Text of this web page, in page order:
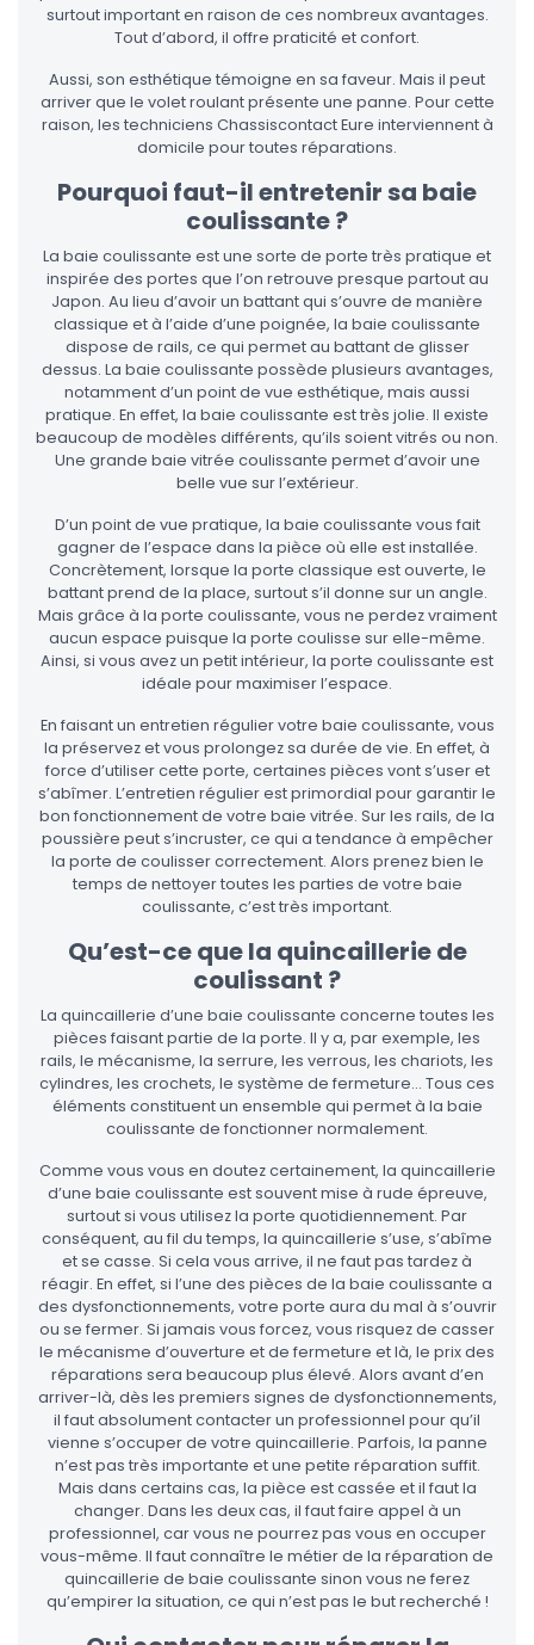
surtout important en raison de ces nombreux avantages.
Tout d’abord, il offre praticité et confort.
Aussi, son esthétique témoigne en sa faveur. Mais il peut
arriver que le volet roulant présente une panne. Pour cette
raison, les techniciens Chassiscontact Eure interviennent à
domicile pour toutes réparations.
Pourquoi faut-il entretenir sa baie
coulissante ?
La baie coulissante est une sorte de porte très pratique et
inspirée des portes que l’on retrouve presque partout au
Japon. Au lieu d’avoir un battant qui s’ouvre de manière
classique et à l’aide d’une poignée, la baie coulissante
dispose de rails, ce qui permet au battant de glisser
dessus. La baie coulissante possède plusieurs avantages,
notamment d’un point de vue esthétique, mais aussi
pratique. En effet, la baie coulissante est très jolie. Il existe
beaucoup de modèles différents, qu’ils soient vitrés ou non.
Une grande baie vitrée coulissante permet d’avoir une
belle vue sur l’extérieur.
D’un point de vue pratique, la baie coulissante vous fait
gagner de l’espace dans la pièce où elle est installée.
Concrètement, lorsque la porte classique est ouverte, le
battant prend de la place, surtout s’il donne sur un angle.
Mais grâce à la porte coulissante, vous ne perdez vraiment
aucun espace puisque la porte coulisse sur elle-même.
Ainsi, si vous avez un petit intérieur, la porte coulissante est
idéale pour maximiser l’espace.
En faisant un entretien régulier votre baie coulissante, vous
la préservez et vous prolongez sa durée de vie. En effet, à
force d’utiliser cette porte, certaines pièces vont s’user et
s’abîmer. L’entretien régulier est primordial pour garantir le
bon fonctionnement de votre baie vitrée. Sur les rails, de la
poussière peut s’incruster, ce qui a tendance à empêcher
la porte de coulisser correctement. Alors prenez bien le
temps de nettoyer toutes les parties de votre baie
coulissante, c’est très important.
Qu’est-ce que la quincaillerie de
coulissant ?
La quincaillerie d’une baie coulissante concerne toutes les
pièces faisant partie de la porte. Il y a, par exemple, les
rails, le mécanisme, la serrure, les verrous, les chariots, les
cylindres, les crochets, le système de fermeture… Tous ces
éléments constituent un ensemble qui permet à la baie
coulissante de fonctionner normalement.
Comme vous vous en doutez certainement, la quincaillerie
d’une baie coulissante est souvent mise à rude épreuve,
surtout si vous utilisez la porte quotidiennement. Par
conséquent, au fil du temps, la quincaillerie s’use, s’abîme
et se casse. Si cela vous arrive, il ne faut pas tardez à
réagir. En effet, si l’une des pièces de la baie coulissante a
des dysfonctionnements, votre porte aura du mal à s’ouvrir
ou se fermer. Si jamais vous forcez, vous risquez de casser
le mécanisme d’ouverture et de fermeture et là, le prix des
réparations sera beaucoup plus élevé. Alors avant d’en
arriver-là, dès les premiers signes de dysfonctionnements,
il faut absolument contacter un professionnel pour qu’il
vienne s’occuper de votre quincaillerie. Parfois, la panne
n’est pas très importante et une petite réparation suffit.
Mais dans certains cas, la pièce est cassée et il faut la
changer. Dans les deux cas, il faut faire appel à un
professionnel, car vous ne pourrez pas vous en occuper
vous-même. Il faut connaître le métier de la réparation de
quincaillerie de baie coulissante sinon vous ne ferez
qu’empirer la situation, ce qui n’est pas le but recherché !